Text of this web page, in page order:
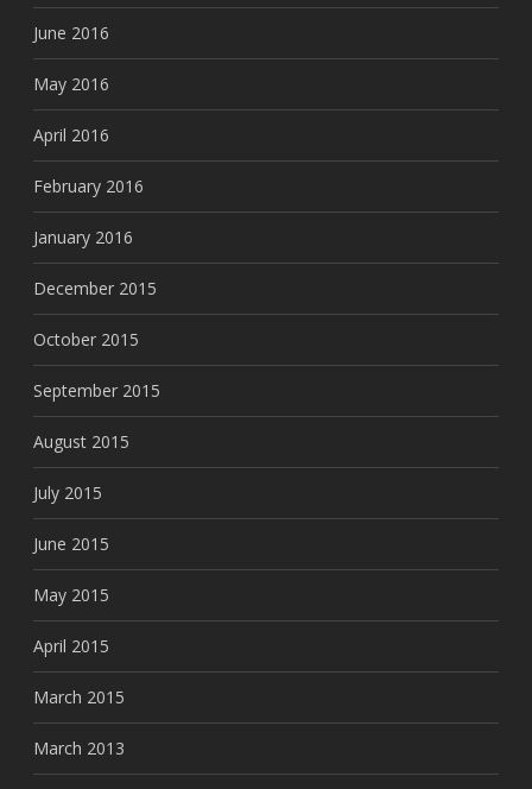
June 2016
May 2016
April 2016
February 2016
January 2016
December 2015
October 2015
September 2015
August 2015
July 2015
June 2015
May 2015
April 2015
March 2015
March 2013